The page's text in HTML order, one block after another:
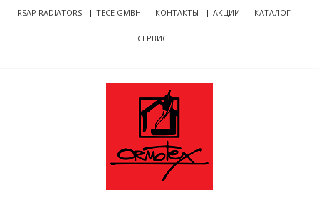
Skip
SkipIRSAP RADIATORS TECE GMBH КОНТАКТЫ АКЦИИ КАТАЛОГ
СЕРВИС